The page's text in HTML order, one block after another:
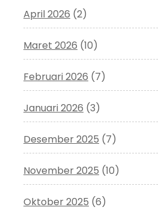
April 2026 (2)
Maret 2026 (10)
Februari 2026 (7)
Januari 2026 (3)
Desember 2025 (7)
November 2025 (10)
Oktober 2025 (6)